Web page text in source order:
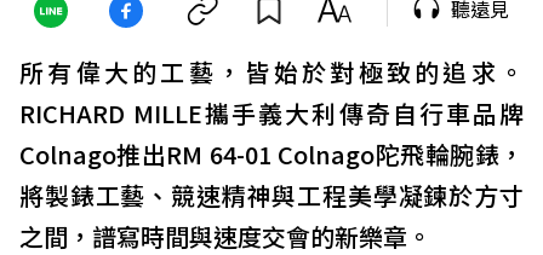
聽遠見
所有偉大的工藝，皆始於對極致的追求。
RICHARD MILLE攜手義大利傳奇自行車品牌
Colnago推出RM 64-01 Colnago陀飛輪腕錶，
將製錶工藝、競速精神與工程美學凝鍊於方寸
之間，譜寫時間與速度交會的新樂章。